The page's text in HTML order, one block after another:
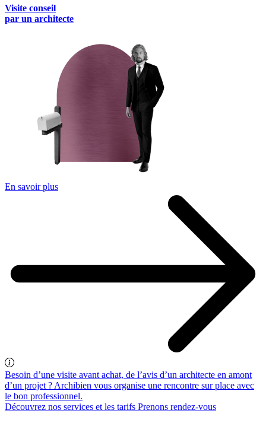
Visite conseil
par un architecte
En savoir plus
Besoin d’une visite avant achat, de l’avis d’un architecte en amont
d’un projet ? Archibien vous organise une rencontre sur place avec
le bon professionnel.
Découvrez nos services et les tarifs Prenons rendez-vous